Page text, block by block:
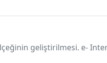
geliştirilmesi. e-